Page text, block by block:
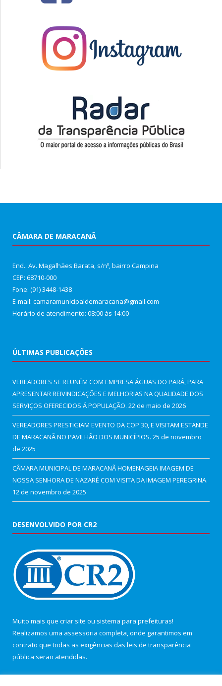
CÂMARA DE MARACANÃ
End.: Av. Magalhães Barata, s/nº, bairro Campina
CEP: 68710-000
Fone: (91) 3448-1438
E-mail: camaramunicipaldemaracana@gmail.com
Horário de atendimento: 08:00 às 14:00
ÚLTIMAS PUBLICAÇÕES
VEREADORES SE REUNÉM COM EMPRESA ÁGUAS DO PARÁ, PARA
APRESENTAR REIVINDICAÇÕES E MELHORIAS NA QUALIDADE DOS
SERVIÇOS OFERECIDOS Á POPULAÇÃO. 22 de maio de 2026
VEREADORES PRESTIGIAM EVENTO DA COP 30, E VISITAM ESTANDE
DE MARACANÃ NO PAVILHÃO DOS MUNICÍPIOS. 25 de novembro
de 2025
CÂMARA MUNICIPAL DE MARACANÃ HOMENAGEIA IMAGEM DE
NOSSA SENHORA DE NAZARÉ COM VISITA DA IMAGEM PEREGRINA.
12 de novembro de 2025
DESENVOLVIDO POR CR2
Muito mais que criar site ou sistema para prefeituras!
Realizamos uma assessoria completa, onde garantimos em
contrato que todas as exigências das leis de transparência
pública serão atendidas.